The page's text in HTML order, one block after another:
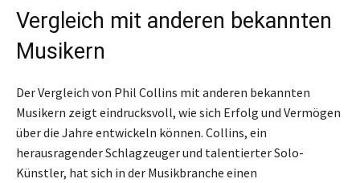
Vergleich mit anderen bekannten
Musikern
Der Vergleich von Phil Collins mit anderen bekannten
Musikern zeigt eindrucksvoll, wie sich Erfolg und Vermögen
über die Jahre entwickeln können. Collins, ein
herausragender Schlagzeuger und talentierter Solo-
Künstler, hat sich in der Musikbranche einen